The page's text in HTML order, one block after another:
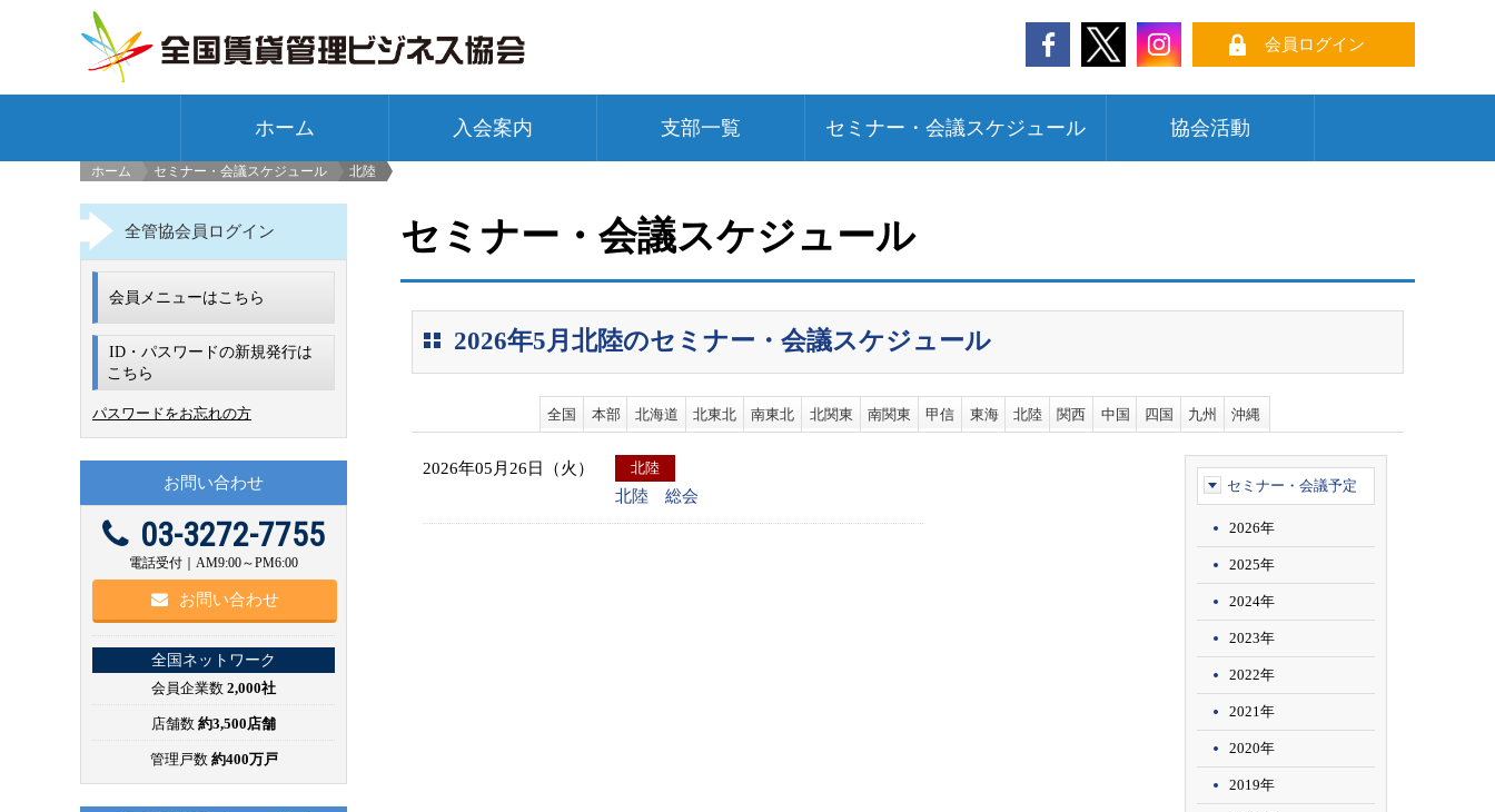
会員ログイン
ホーム 入会案内 支部一覧 セミナー・会議スケジュール 協会活動
ホーム
セミナー・会議スケジュール
北陸
セミナー・会議スケジュール
2026年5月北陸のセミナー・会議スケジュール
全国 本部 北海道 北東北 南東北 北関東 南関東 甲信 東海 北陸 関西 中国 四国 九州 沖縄
2026年05月26日（火） 北陸
北陸 総会
セミナー・会議予定
2026年
2025年
2024年
2023年
2022年
2021年
2020年
2019年
全管協会員ログイン
会員メニューはこちら
ID・パスワードの新規発行は
こちら
パスワードをお忘れの方
お問い合わせ
03-3272-7755
電話受付｜AM9:00～PM6:00
お問い合わせ
全国ネットワーク
会員企業数 2,000社
店舗数 約3,500店舗
管理戸数 約400万戸